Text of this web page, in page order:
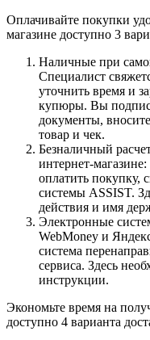
Оплачивайте покупки
магазине доступно 3
Наличные при
Специалист
уточнить время и
купюры. Вы
документы,
товар и чек.
Безналичный
интернет-
оплатить покупку,
системы ASSIST.
действия и имя
Электронные
WebMoney и
система
сервиса. Здесь
инструкции.
Экономьте время на
доступно 4 варианта